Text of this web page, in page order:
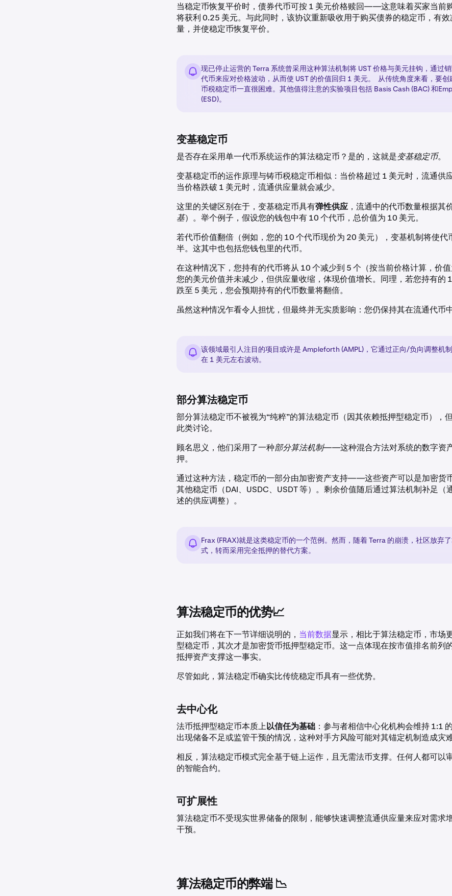
当稳定币恢复平价时，债券代币可按 1 美元价格赎回——这意味着买家当前
将获利 0.25 美元。与此同时，该协议重新吸收用于购买债券的稳定币，有
量，并使稳定币恢复平价。
现已停止运营的 Terra 系统曾采用这种算法机制将 UST 价格与美元挂钩，通过
代币来应对价格波动，从而使 UST 的价值回归 1 美元。 从传统角度来看，要
币税稳定币一直很困难。其他值得注意的实验项目包括 Basis Cash (BAC) 和
(ESD)。
变基稳定币
是否存在采用单一代币系统运作的算法稳定币？是的，这就是变基稳定币。
变基稳定币的运作原理与铸币税稳定币相似：当价格超过 1 美元时，流通供
当价格跌破 1 美元时，流通供应量就会减少。
这里的关键区别在于，变基稳定币具有弹性供应 ，流通中的代币数量根据其
基）。举个例子，假设您的钱包中有 10 个代币，总价值为 10 美元。
若代币价值翻倍（例如，您的 10 个代币现价为 20 美元），变基机制将使代
半。这其中也包括您钱包里的代币。
在这种情况下，您持有的代币将从 10 个减少到 5 个（按当前价格计算，价值
您的美元价值并未减少，但供应量收缩，体现价值增长。同理，若您持有的
跌至 5 美元，您会预期持有的代币数量将翻倍。
虽然这种情况乍看令人担忧，但最终并无实质影响：您仍保持其在流通代币
该领域最引人注目的项目或许是 Ampleforth (AMPL)，它通过正向/负向调整机
在 1 美元左右波动。
部分算法稳定币
部分算法稳定币不被视为“纯粹”的算法稳定币（因其依赖抵押型稳定币），
此类讨论。
顾名思义，他们采用了一种部分算法机制——这种混合方法对系统的数字资
押。
通过这种方法，稳定币的一部分由加密资产支持——这些资产可以是加密货
其他稳定币（DAI、USDC、USDT 等）。剩余价值随后通过算法机制补足（
述的供应调整）。
Frax (FRAX)就是这类稳定币的一个范例。然而，随着 Terra 的崩溃，社区放弃
式，转而采用完全抵押的替代方案。
算法稳定币的优势📈
正如我们将在下一节详细说明的， 当前数据显示，相比于算法稳定币，市场
型稳定币，其次才是加密货币抵押型稳定币。这一点体现在按市值排名前列
抵押资产支撑这一事实。
尽管如此，算法稳定币确实比传统稳定币具有一些优势。
去中心化
法币抵押型稳定币本质上以信任为基础 ：参与者相信中心化机构会维持 1:1
出现储备不足或监管干预的情况，这种对手方风险可能对其锚定机制造成灾难
相反，算法稳定币模式完全基于链上运作，且无需法币支撑。任何人都可以
的智能合约。
可扩展性
算法稳定币不受现实世界储备的限制，能够快速调整流通供应量来应对需求
干预。
算法稳定币的弊端 📉